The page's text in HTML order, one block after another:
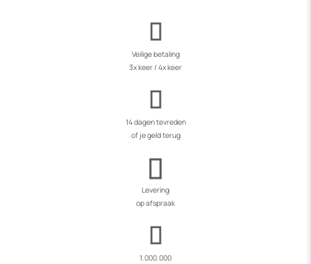
Veilige betaling
3x keer / 4x keer
14 dagen tevreden
of je geld terug
Levering
op afspraak
1.000.000